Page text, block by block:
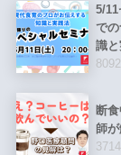
5/11
で
識と
断
師